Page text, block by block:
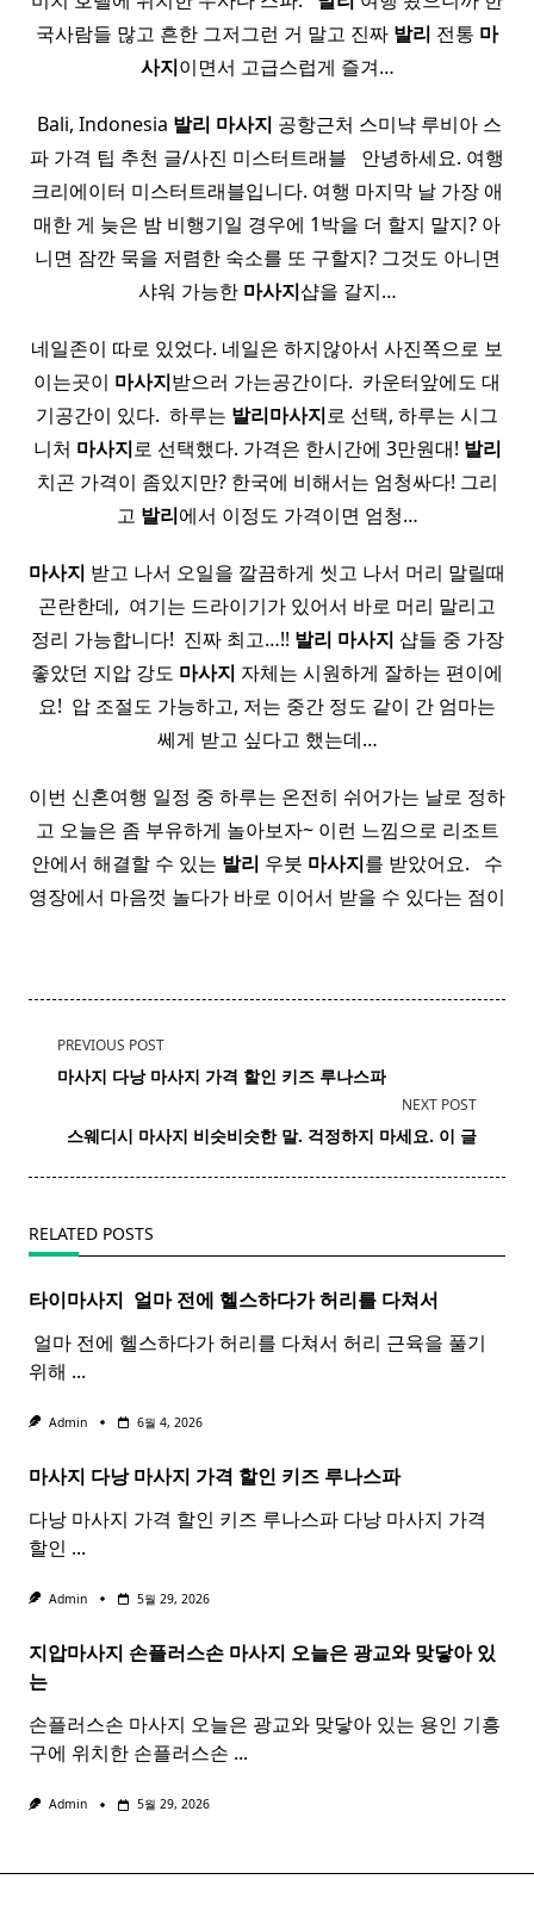
국사람들 많고 흔한 그저그런 거 말고 진짜 발리 전통 마
사지이면서 고급스럽게 즐겨…
​ Bali, Indonesia 발리 마사지 공항근처 스미냑 루비아 스
파 가격 팁 추천 글/사진 미스터트래블 ​ ​ 안녕하세요. 여행
크리에이터 미스터트래블입니다. 여행 마지막 날 가장 애
매한 게 늦은 밤 비행기일 경우에 1박을 더 할지 말지? 아
니면 잠깐 묵을 저렴한 숙소를 또 구할지? 그것도 아니면
샤워 가능한 마사지샵을 갈지…
네일존이 따로 있었다. 네일은 하지않아서 사진쪽으로 보
이는곳이 마사지받으러 가는공간이다. ​ 카운터앞에도 대
기공간이 있다. ​ 하루는 발리마사지로 선택, 하루는 시그
니처 마사지로 선택했다. 가격은 한시간에 3만원대! 발리
치곤 가격이 좀있지만? 한국에 비해서는 엄청싸다! 그리
고 발리에서 이정도 가격이면 엄청…
마사지 받고 나서 오일을 깔끔하게 씻고 나서 머리 말릴때
곤란한데, ​ 여기는 드라이기가 있어서 바로 머리 말리고
정리 가능합니다! ​ 진짜 최고…!! 발리 마사지 샵들 중 가장
좋았던 지압 강도 마사지 자체는 시원하게 잘하는 편이에
요! ​ 압 조절도 가능하고, 저는 중간 정도 같이 간 엄마는
쎄게 받고 싶다고 했는데…
이번 신혼여행 일정 중 하루는 온전히 쉬어가는 날로 정하
고 오늘은 좀 부유하게 놀아보자~ 이런 느낌으로 리조트
안에서 해결할 수 있는 발리 우붓 마사지를 받았어요. ​ ​ 수
영장에서 마음껏 놀다가 바로 이어서 받을 수 있다는 점이
<span
class="nav-
screen-
text">Page</span>
PREVIOUS POST
마사지 다낭 마사지 가격 할인 키즈 루나스파
NEXT POST
스웨디시 마사지 비슷비슷한 말. 걱정하지 마세요. 이 글
RELATED POSTS
타이마사지 ​ 얼마 전에 헬스하다가 허리를 다쳐서
​ 얼마 전에 헬스하다가 허리를 다쳐서 허리 근육을 풀기
위해 ...
Admin 6월 4, 2026
마사지 다낭마사지 가격 할인 키즈 루나스파
다낭 마사지 가격 할인 키즈 루나스파 다낭 마사지 가격
할인 ...
Admin 5월 29, 2026
지압마사지 손플러스손 마사지 오늘은 광교와 맞닿아 있
는
손플러스손 마사지 오늘은 광교와 맞닿아 있는 용인 기흥
구에 위치한 손플러스손 ...
Admin 5월 29, 2026